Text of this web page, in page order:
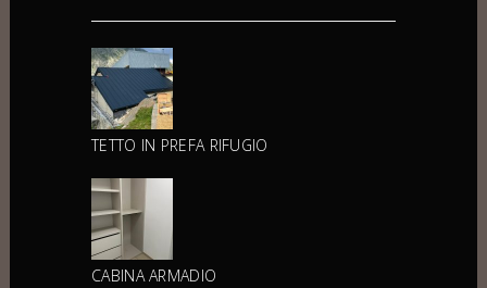
TETTO IN PREFA RIFUGIO
CABINA ARMADIO